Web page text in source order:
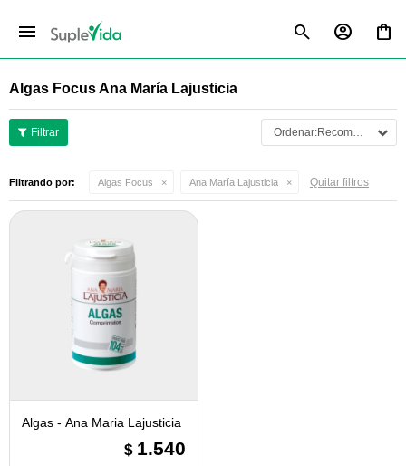
menu
Algas Focus Ana María Lajusticia
Recomendados
Filtrando por: Algas Focus Ana María Lajusticia Quitar filtros
Algas - Ana Maria Lajusticia
$ 1.540